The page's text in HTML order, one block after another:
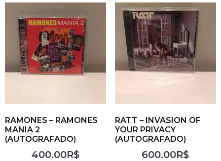
RAMONES – RAMONES
MANIA 2
(AUTOGRAFADO)
400.00R$
RATT – INVASION OF
YOUR PRIVACY
(AUTOGRAFADO)
600.00R$